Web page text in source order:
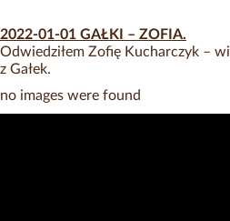
2022-01-01 GAŁKI – ZOFIA.
Odwiedziłem Zofię Kucharczyk –
z Gałek.
no images were found